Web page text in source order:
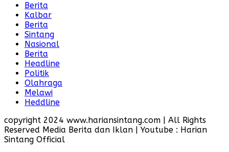
Berita
Kalbar
Berita
Sintang
Nasional
Berita
Headline
Politik
Olahraga
Melawi
Heddline
copyright 2024 www.hariansintang.com | All Rights
Reserved Media Berita dan Iklan | Youtube : Harian
Sintang Official